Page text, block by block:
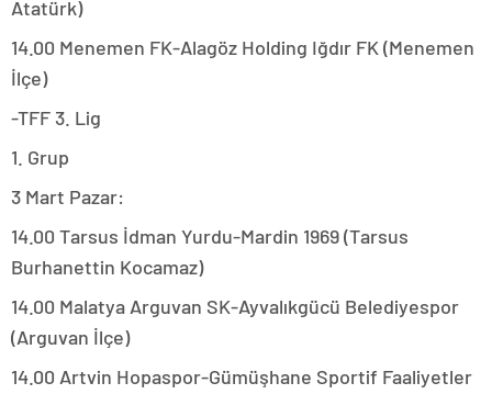
Atatürk)
14.00 Menemen FK-Alagöz Holding Iğdır FK (Menemen
İlçe)
-TFF 3. Lig
1. Grup
3 Mart Pazar:
14.00 Tarsus İdman Yurdu-Mardin 1969 (Tarsus
Burhanettin Kocamaz)
14.00 Malatya Arguvan SK-Ayvalıkgücü Belediyespor
(Arguvan İlçe)
14.00 Artvin Hopaspor-Gümüşhane Sportif Faaliyetler